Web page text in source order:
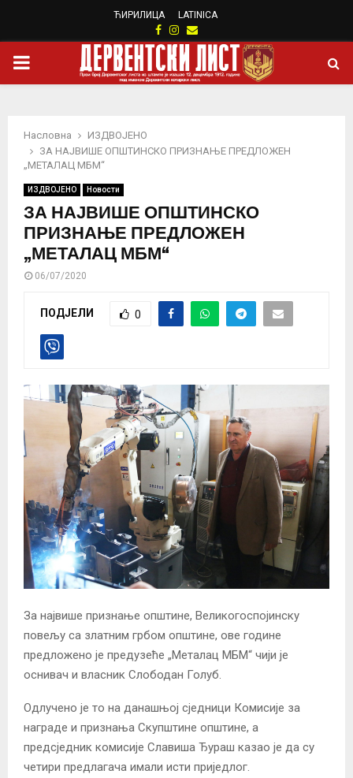
ЋИРИЛИЦА LATINICA
Facebook
Instagram
Email
PRIMARY
Насловна
ИЗДВОЈЕНО
ЗА НАЈВИШЕ ОПШТИНСКО ПРИЗНАЊЕ ПРЕДЛОЖЕН
„МЕТАЛАЦ МБМ“
ИЗДВОЈЕНО Новости
ЗА НАЈВИШЕ ОПШТИНСКО
ПРИЗНАЊЕ ПРЕДЛОЖЕН
„МЕТАЛАЦ МБМ“
06/07/2020
ПОДЈЕЛИ 0
За највише признање општине, Великогоспојинску
повељу са златним грбом општине, ове године
предложено је предузеће „Металац МБМ“ чији је
оснивач и власник Слободан Голуб.
Одлучено је то на данашњој сједници Комисије за
награде и признања Скупштине општине, а
предсједник комисије Славиша Ђураш казао је да су
четири предлагача имали исти приједлог.